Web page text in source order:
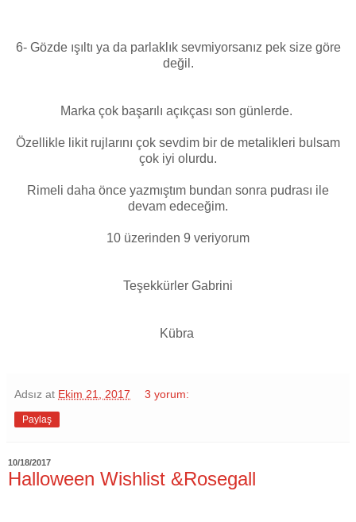
6- Gözde ışıltı ya da parlaklık sevmiyorsanız pek size göre
değil.
Marka çok başarılı açıkçası son günlerde.
Özellikle likit rujlarını çok sevdim bir de metalikleri bulsam
çok iyi olurdu.
Rimeli daha önce yazmıştım bundan sonra pudrası ile
devam edeceğim.
10 üzerinden 9 veriyorum
Teşekkürler Gabrini
Kübra
Adsız at Ekim 21, 2017 3 yorum:
Paylaş
10/18/2017
Halloween Wishlist &Rosegall